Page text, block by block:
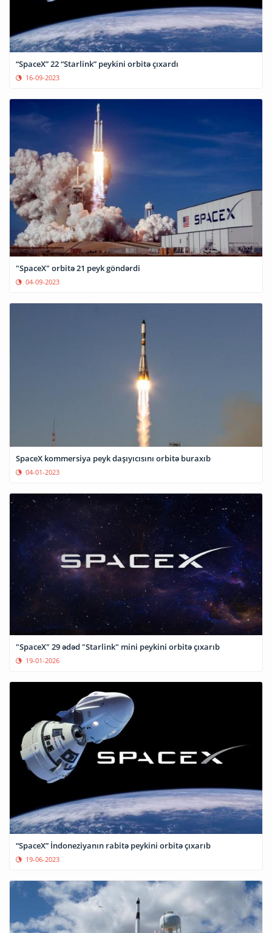
“SpaceX” 22 “Starlink” peykini orbitə çıxardı
16-09-2023
"SpaceX" orbitə 21 peyk göndərdi
04-09-2023
SpaceX kommersiya peyk daşıyıcısını orbitə buraxıb
04-01-2023
"SpaceX" 29 ədəd "Starlink" mini peykini orbitə çıxarıb
19-01-2026
“SpaceX” İndoneziyanın rabitə peykini orbitə çıxarıb
19-06-2023